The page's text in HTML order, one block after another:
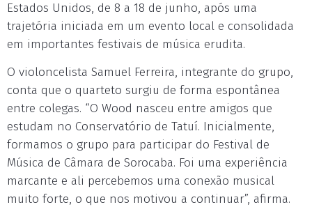
Estados Unidos, de 8 a 18 de junho, após uma
trajetória iniciada em um evento local e consolidada
em importantes festivais de música erudita.
O violoncelista Samuel Ferreira, integrante do grupo,
conta que o quarteto surgiu de forma espontânea
entre colegas. “O Wood nasceu entre amigos que
estudam no Conservatório de Tatuí. Inicialmente,
formamos o grupo para participar do Festival de
Música de Câmara de Sorocaba. Foi uma experiência
marcante e ali percebemos uma conexão musical
muito forte, o que nos motivou a continuar”, afirma.